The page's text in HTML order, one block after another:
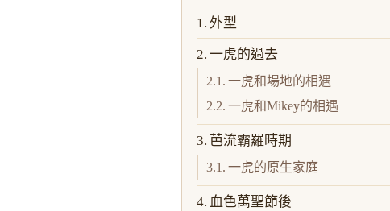
外型
一虎的過去
一虎和場地的相遇
一虎和Mikey的相遇
芭流霸羅時期
一虎的原生家庭
血色萬聖節後